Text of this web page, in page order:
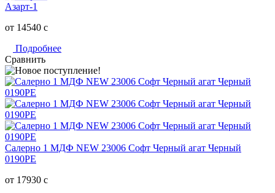
Азарт-1
от 14540 c
Подробнее
Сравнить
Салерно 1 МДФ NEW 23006 Софт Черный агат Черный
0190РЕ
от 17930 c